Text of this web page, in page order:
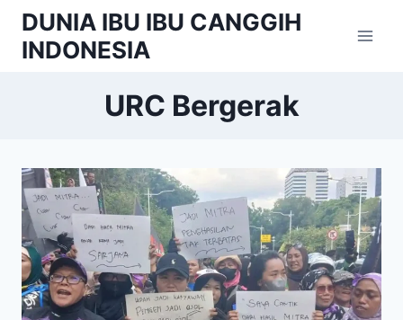
Skip
content
DUNIA IBU IBU CANGGIH
INDONESIA
URC Bergerak